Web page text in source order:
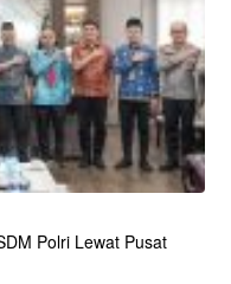
Polri Lewat Pusat